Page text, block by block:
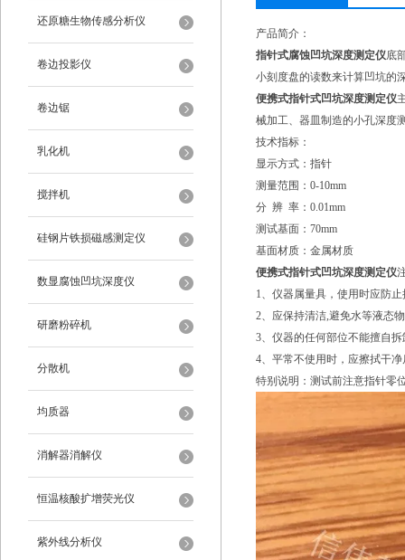
还原糖生物传感分析仪
卷边投影仪
卷边锯
乳化机
搅拌机
硅钢片铁损磁感测定仪
数显腐蚀凹坑深度仪
研磨粉碎机
分散机
均质器
消解器消解仪
恒温核酸扩增荧光仪
紫外线分析仪
产品简介：
指针式腐蚀凹坑深度测定仪底
小刻度盘的读数来计算凹坑的
便携式指针式凹坑深度测定仪
械加工、器皿制造的小孔深度
技术指标：
显示方式：指针
测量范围：0-10mm
分 辨 率：0.01mm
测试基面：70mm
基面材质：金属材质
便携式指针式凹坑深度测定仪
1、仪器属量具，使用时应防
2、应保持清洁,避免水等液态
3、仪器的任何部位不能擅自
4、平常不使用时，应擦拭干
特别说明：测试前注意指针零